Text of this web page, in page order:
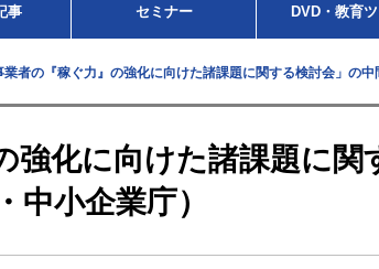
事 セミナー DVD・教育
業者の『稼ぐ力』の強化に向けた諸課題に関する検討会」の
強化に向けた諸課題に関
中小企業庁）